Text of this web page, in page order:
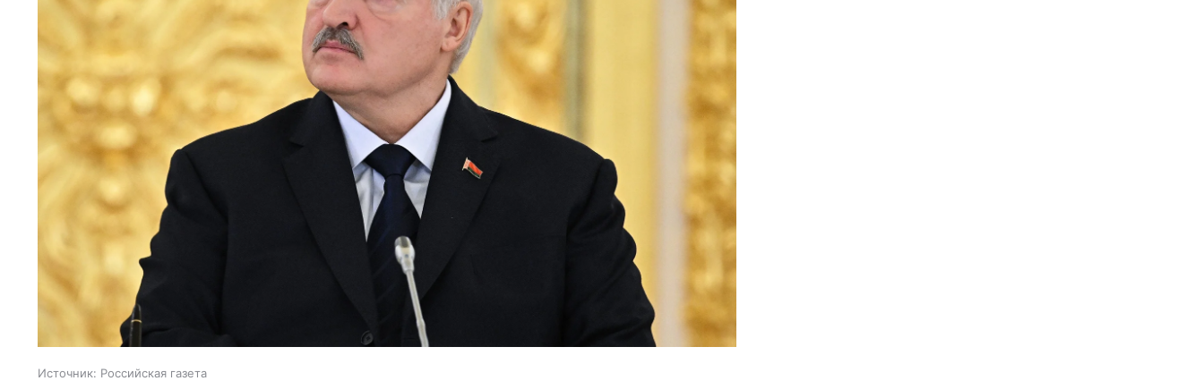
Источник: Российская газета